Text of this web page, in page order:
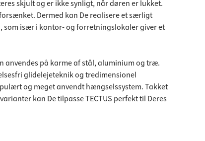
skjult og er ikke synligt, når døren er lukket.
Dermed kan De realisere et særligt
især i kontor- og forretningslokaler giver et
anvendes på karme af stål, aluminium og træ.
glidelejeteknik og tredimensionel
og meget anvendt hængselssystem. Takket
kan De tilpasse TECTUS perfekt til Deres